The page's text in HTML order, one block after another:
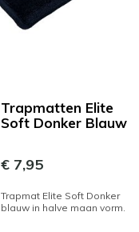
Trapmatten Elite
Soft Donker Blauw
€ 7,95
Trapmat Elite Soft Donker
blauw in halve maan vorm.